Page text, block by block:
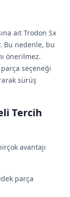
ait Trodon Sx
Bu nedenle, bu
önerilmez.
seçeneği
sürüş
Tercih
avantajı
parça